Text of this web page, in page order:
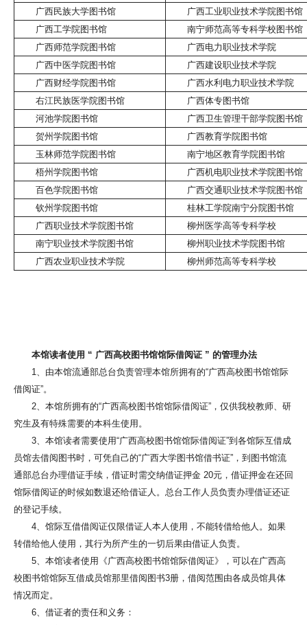
广西民族大学图书馆
广西工业职业技术学院图书馆
广西工学院图书馆
南宁师范高等专科学校图书馆
广西师范学院图书馆
广西电力职业技术学院
广西中医学院图书馆
广西建设职业技术学院
广西财经学院图书馆
广西水利电力职业技术学院
右江民族医学院图书馆
广西体专图书馆
河池学院图书馆
广西卫生管理干部学院图书馆
贺州学院图书馆
广西教育学院图书馆
玉林师范学院图书馆
南宁地区教育学院图书馆
梧州学院图书馆
广西机电职业技术学院图书馆
百色学院图书馆
广西交通职业技术学院图书馆
钦州学院图书馆
桂林工学院南宁分院图书馆
广西职业技术学院图书馆
柳州医学高等专科学校
南宁职业技术学院图书馆
柳州职业技术学院图书馆
广西农业职业技术学院
柳州师范高等专科学校
本馆读者使用 “ 广西高校图书馆馆际借阅证 ” 的管理办法
1、由本馆流通部总台负责管理本馆所拥有的“广西高校图书馆馆际
借阅证”。
2、本馆所拥有的“广西高校图书馆馆际借阅证”，仅供我校教师、研
究生及有特殊需要的本科生使用。
3、本馆读者需要使用“广西高校图书馆馆际借阅证”到各馆际互借成
员馆去借阅图书时，可凭自己的“广西大学图书馆借书证”，到图书馆流
通部总台办理借证手续，借证时需交纳借证押金 20元，借证押金在还回
馆际借阅证的时候如数退还给借证人。总台工作人员负责办理借证还证
的登记手续。
4、馆际互借借阅证仅限借证人本人使用，不能转借给他人。如果
转借给他人使用，其行为所产生的一切后果由借证人负责。
5、本馆读者使用《广西高校图书馆馆际借阅证》，可以在广西高
校图书馆馆际互借成员馆那里借阅图书3册，借阅范围由各成员馆具体
情况而定。
6、借证者的责任和义务：